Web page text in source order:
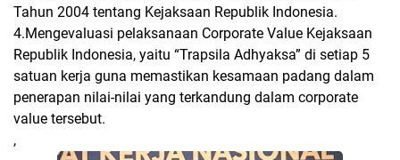
Tahun 2004 tentang Kejaksaan Republik Indonesia.
4.Mengevaluasi pelaksanaan Corporate Value Kejaksaan
Republik Indonesia, yaitu “Trapsila Adhyaksa” di setiap 5
satuan kerja guna memastikan kesamaan padang dalam
penerapan nilai-nilai yang terkandung dalam corporate
value tersebut.
,